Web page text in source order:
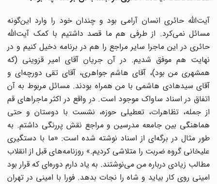
آیت‌الله حائری انسان آرامی بود و چندان خود را وارد این‌گونه
مسائل نمی‌کرد. از طرفی هم ما قصد داشتیم با کمک آیت‌الله
حائری در این ماجرا سایر مراجع را هم در برنامه دخیل کنیم و در
نهایت هم موفق شدیم. در آن جریان آقای امیر قزوینی (که
همشهری من بود)، آقای هاشم جواهری، آقای تقی دورچه‌ای و
آقای سید‌هادی هاشمی با من همراه بودند. مسائل مربوط به آن
اتفاق در اسناد ساواک موجود است. در واقع در اکثر ماجراهای قم
از جمله، تظاهرات، تعطیلی حوزه، نشست با دوستان و حتی
هماهنگی بین جامعه مدرسین و مراجع نقش پررنگی داشتم. به
طور مثال در برگه‌ای از اسناد نوشته شده است: «ما با دستگیری
علیخانی گروه ضربت را متلاشی کردیم.» روزنامه‌های قبل از انقلاب
مطالب زیادی درباره من می‌نوشتند. به یاد دارم دوره‌ای که قرار بود
امینی روی کار بیاید و شاه را نجات بدهد. فورا با امینی در تهران